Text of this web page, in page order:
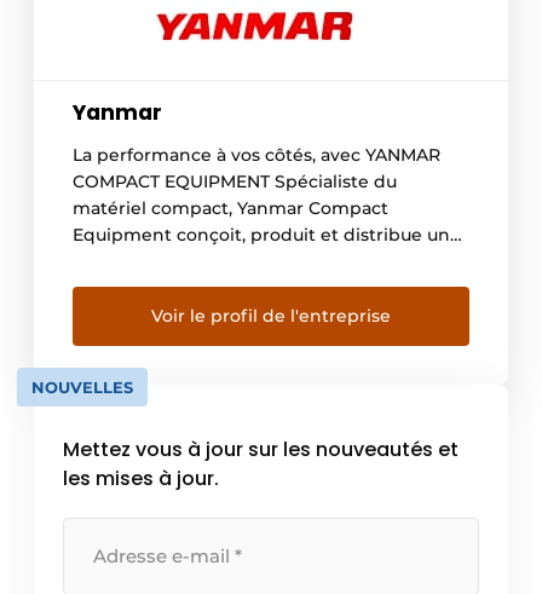
Yanmar
La performance à vos côtés, avec YANMAR
COMPACT EQUIPMENT Spécialiste du
matériel compact, Yanmar Compact
Equipment conçoit, produit et distribue une
des mini- et midi-pelles, des chargeuses
compactes, des pelles sur pneus, des carriers
et des accessoires, conçus dans un esprit
d’efficacité et de performance. Depuis 1912,
Yanmar s’efforce de […]
Voir le profil de l'entreprise
NOUVELLES
Mettez vous à jour sur les nouveautés et
les mises à jour.